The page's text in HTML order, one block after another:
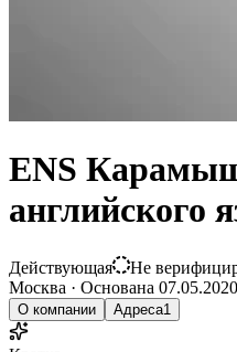
ENS
английского
Действующая
Не
Москва · Основана 07.05.2020
О компании Адреса1